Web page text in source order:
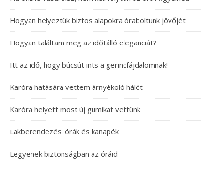
Hogyan helyeztük biztos alapokra óraboltunk jövőjét
Hogyan találtam meg az időtálló eleganciát?
Itt az idő, hogy búcsút ints a gerincfájdalomnak!
Karóra hatására vettem árnyékoló hálót
Karóra helyett most új gumikat vettünk
Lakberendezés: órák és kanapék
Legyenek biztonságban az óráid